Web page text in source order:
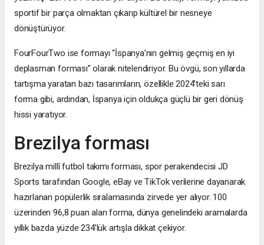
sportif bir parça olmaktan çıkarıp kültürel bir nesneye
dönüştürüyor.
FourFourTwo ise formayı “İspanya’nın gelmiş geçmiş en iyi
deplasman forması” olarak nitelendiriyor. Bu övgü, son yıllarda
tartışma yaratan bazı tasarımların, özellikle 2024’teki sarı
forma gibi, ardından, İspanya için oldukça güçlü bir geri dönüş
hissi yaratıyor.
Brezilya forması
Brezilya millî futbol takımı forması, spor perakendecisi JD
Sports tarafından Google, eBay ve TikTok verilerine dayanarak
hazırlanan popülerlik sıralamasında zirvede yer alıyor. 100
üzerinden 96,8 puan alan forma, dünya genelindeki aramalarda
yıllık bazda yüzde 234’lük artışla dikkat çekiyor.